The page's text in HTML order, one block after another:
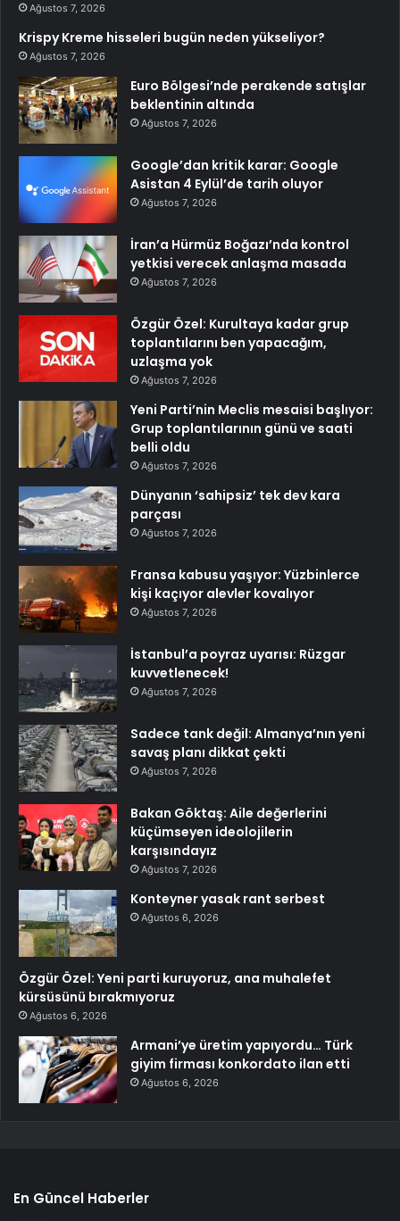
Ağustos 7, 2026
Krispy Kreme hisseleri bugün neden yükseliyor?
Ağustos 7, 2026
Euro Bölgesi’nde perakende satışlar
beklentinin altında
Ağustos 7, 2026
Google’dan kritik karar: Google
Asistan 4 Eylül’de tarih oluyor
Ağustos 7, 2026
İran’a Hürmüz Boğazı’nda kontrol
yetkisi verecek anlaşma masada
Ağustos 7, 2026
Özgür Özel: Kurultaya kadar grup
toplantılarını ben yapacağım,
uzlaşma yok
Ağustos 7, 2026
Yeni Parti’nin Meclis mesaisi başlıyor:
Grup toplantılarının günü ve saati
belli oldu
Ağustos 7, 2026
Dünyanın ‘sahipsiz’ tek dev kara
parçası
Ağustos 7, 2026
Fransa kabusu yaşıyor: Yüzbinlerce
kişi kaçıyor alevler kovalıyor
Ağustos 7, 2026
İstanbul’a poyraz uyarısı: Rüzgar
kuvvetlenecek!
Ağustos 7, 2026
Sadece tank değil: Almanya’nın yeni
savaş planı dikkat çekti
Ağustos 7, 2026
Bakan Göktaş: Aile değerlerini
küçümseyen ideolojilerin
karşısındayız
Ağustos 7, 2026
Konteyner yasak rant serbest
Ağustos 6, 2026
Özgür Özel: Yeni parti kuruyoruz, ana muhalefet
kürsüsünü bırakmıyoruz
Ağustos 6, 2026
Armani’ye üretim yapıyordu… Türk
giyim firması konkordato ilan etti
Ağustos 6, 2026
En Güncel Haberler